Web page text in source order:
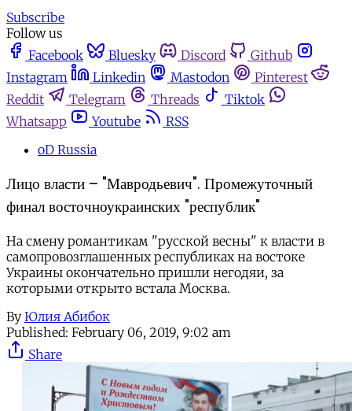
Subscribe
Follow us
Facebook
Bluesky Discord
Github
Instagram
Linkedin Mastodon
Pinterest
Reddit
Telegram Threads
Tiktok
Whatsapp
Youtube
RSS
oD Russia
Лицо власти – "Мавродьевич". Промежуточный
финал восточноукраинских "республик"
На смену романтикам "русской весны" к власти в
самопровозглашенных республиках на востоке
Украины окончательно пришли негодяи, за
которыми открыто встала Москва.
By Юлия Абибок
Published: February 06, 2019, 9:02 am
Share